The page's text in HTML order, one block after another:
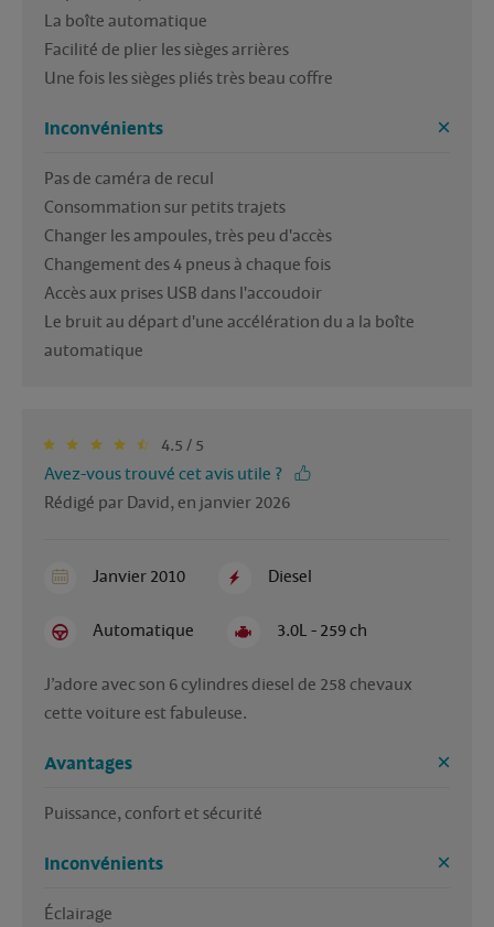
La boîte automatique
Facilité de plier les sièges arrières
Une fois les sièges pliés très beau coffre
Inconvénients
Pas de caméra de recul
Consommation sur petits trajets
Changer les ampoules, très peu d'accès
Changement des 4 pneus à chaque fois
Accès aux prises USB dans l'accoudoir
Le bruit au départ d'une accélération du a la boîte
automatique
4.5 / 5
Avez-vous trouvé cet avis utile ?
Rédigé par David, en janvier 2026
Janvier 2010 Diesel
Automatique 3.0L - 259 ch
J’adore avec son 6 cylindres diesel de 258 chevaux
cette voiture est fabuleuse.
Avantages
Puissance, confort et sécurité
Inconvénients
Éclairage